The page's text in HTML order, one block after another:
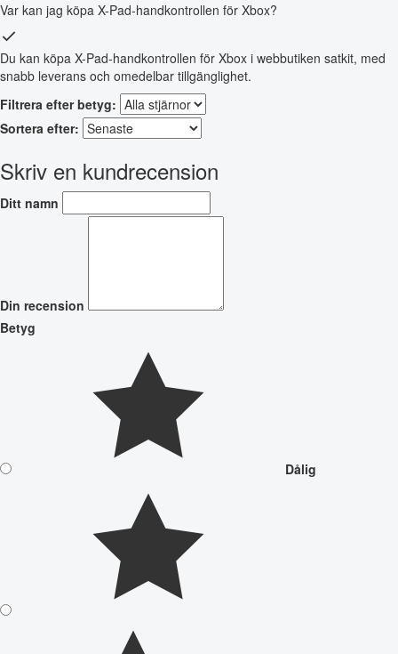
Var kan jag köpa X-Pad-handkontrollen för Xbox?
Du kan köpa X-Pad-handkontrollen för Xbox i webbutiken satkit, med
snabb leverans och omedelbar tillgänglighet.
Filtrera efter betyg:
Sortera efter:
Skriv en kundrecension
Ditt namn
Din recension
Betyg
Dålig